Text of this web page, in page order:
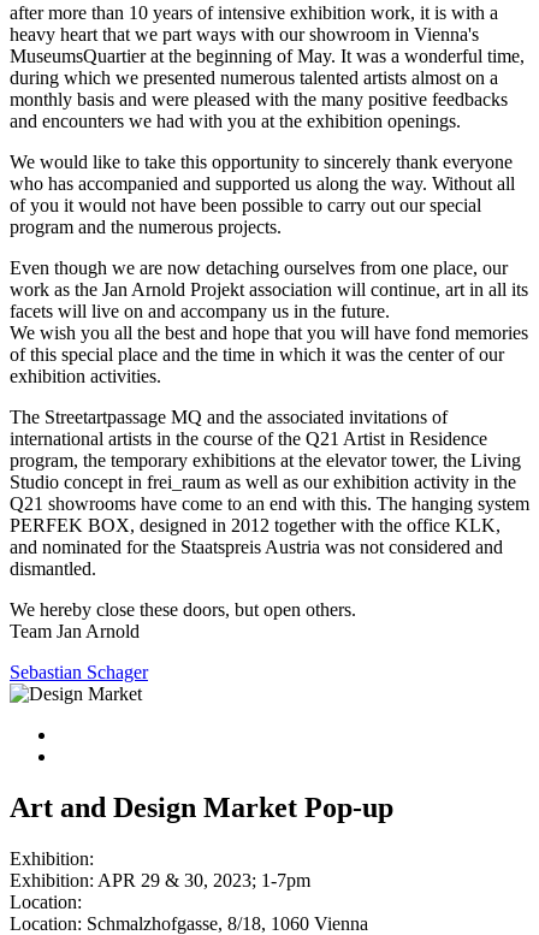
after more than 10 years of intensive exhibition work, it is with a
heavy heart that we part ways with our showroom in Vienna's
MuseumsQuartier at the beginning of May. It was a wonderful time,
during which we presented numerous talented artists almost on a
monthly basis and were pleased with the many positive feedbacks
and encounters we had with you at the exhibition openings.
We would like to take this opportunity to sincerely thank everyone
who has accompanied and supported us along the way. Without all
of you it would not have been possible to carry out our special
program and the numerous projects.
Even though we are now detaching ourselves from one place, our
work as the Jan Arnold Projekt association will continue, art in all its
facets will live on and accompany us in the future.
We wish you all the best and hope that you will have fond memories
of this special place and the time in which it was the center of our
exhibition activities.
The Streetartpassage MQ and the associated invitations of
international artists in the course of the Q21 Artist in Residence
program, the temporary exhibitions at the elevator tower, the Living
Studio concept in frei_raum as well as our exhibition activity in the
Q21 showrooms have come to an end with this. The hanging system
PERFEK BOX, designed in 2012 together with the office KLK,
and nominated for the Staatspreis Austria was not considered and
dismantled.
We hereby close these doors, but open others.
Team Jan Arnold
Sebastian Schager
Art and Design Market Pop-up
Exhibition:
Exhibition: APR 29 & 30, 2023; 1-7pm
Location:
Location: Schmalzhofgasse, 8/18, 1060 Vienna